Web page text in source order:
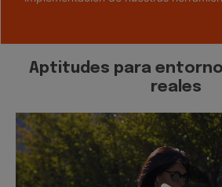
Aptitudes para
reales